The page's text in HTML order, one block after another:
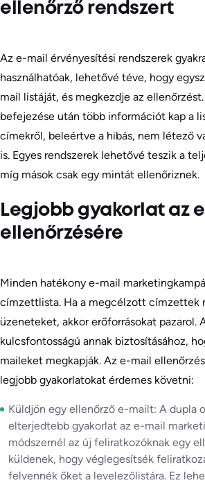
ellenőrző rendszert
Az e-mail érvényesítési rendszerek
használhatóak, lehetővé téve, hogy
mail listáját, és megkezdje az
befejezése után több információt kap a
címekről, beleértve a hibás, nem létező
is. Egyes rendszerek lehetővé teszik a
míg mások csak egy mintát ellenőriznek.
Legjobb gyakorlat az
ellenőrzésére
Minden hatékony e-mail
címzettlista. Ha a megcélzott címzettek
üzeneteket, akkor erőforrásokat pazarol.
kulcsfontosságú annak biztosításához,
maileket megkapják. Az e-mail
legjobb gyakorlatokat érdemes követni:
Küldjön egy ellenőrző e-mailt: A dupla
elterjedtebb gyakorlat az e-mail
módszernél az új feliratkozóknak egy
küldenek, hogy véglegesítsék
felvennék őket a levelezőlistára. Ez